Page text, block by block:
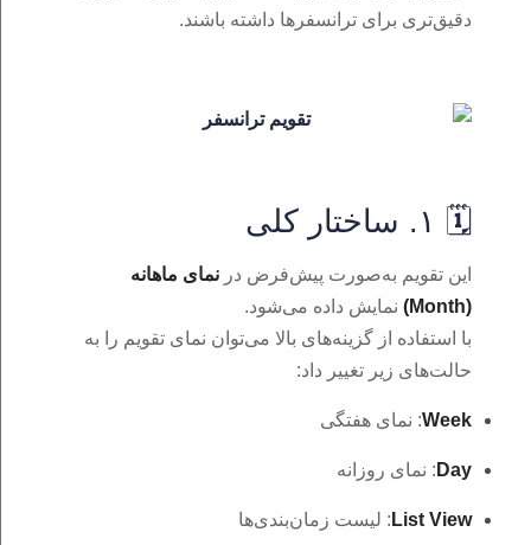
دقیق‌تری برای ترانسفرها داشته باشند.
🗓️ ۱. ساختار کلی
این تقویم به‌صورت پیش‌فرض در نمای ماهانه
(Month)
نمایش داده می‌شود.
با استفاده از گزینه‌های بالا می‌توان نمای تقویم را به
حالت‌های زیر تغییر داد:
Week: نمای هفتگی
Day : نمای روزانه
List View : لیست زمان‌بندی‌ها